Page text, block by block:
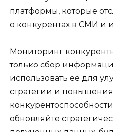
платформы, которые
о конкурентах в СМИ и
Мониторинг
только сбор
использовать её для
стратегии и повышения
обновляйте